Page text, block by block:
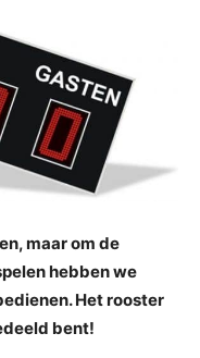
maar om de
hebben we
Het rooster
bent!